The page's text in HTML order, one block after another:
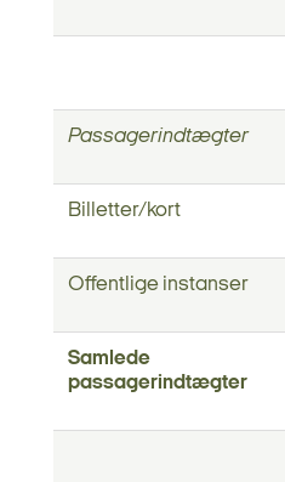
Passagerindtægter
Billetter/kort
Offentlige instanser
Samlede
passagerindtægter